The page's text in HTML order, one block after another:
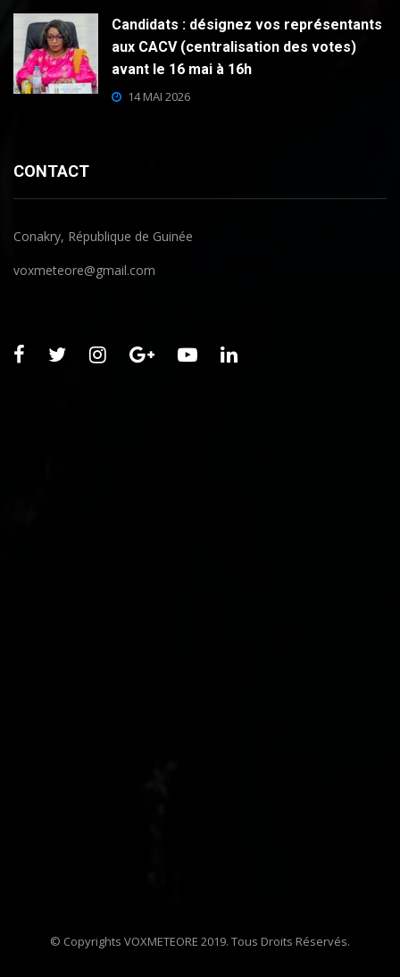
Candidats : désignez vos représentants
aux CACV (centralisation des votes)
avant le 16 mai à 16h
14 MAI 2026
CONTACT
Conakry, République de Guinée
voxmeteore@gmail.com
© Copyrights VOXMETEORE 2019. Tous Droits Réservés.